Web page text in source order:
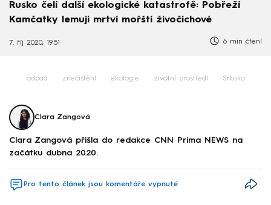
Rusko čelí další ekologické katastrofě: Pobřeží
Kamčatky lemují mrtví mořští živočichové
7. říj 2020, 19:51 6 min čtení
odpad znečištění ekologie životní prostředí Srbsko
Clara Zangová
Clara Zangová přišla do redakce CNN Prima NEWS na
začátku dubna 2020.
Pro tento článek jsou komentáře vypnuté